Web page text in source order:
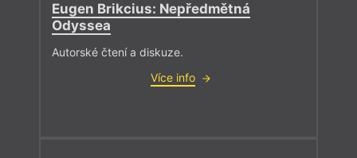
Eugen Brikcius: Nepředmětná
Odyssea
Autorské čtení a diskuze.
Více info